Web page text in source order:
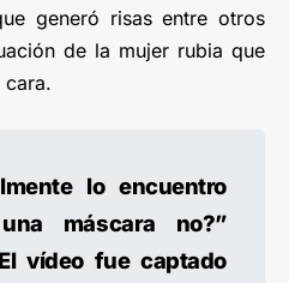
generó risas entre otros
de la mujer rubia que
cara.
lo encuentro
máscara no?”
vídeo fue captado